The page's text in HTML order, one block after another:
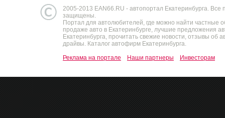
2005-2013 EAN66.RU - автопортал Екатеринбурга. Все
защищены.
Портал для автолюбителей, где можно найти частные
продаже авто в Екатеринбурге, лучшие предложения
Екатеринбурга, прочитать свежие новости, отзывы об
драйвы. Каталог автофирм Екатеринбурга.
Реклама на портале
Наши партнеры Инвесторам